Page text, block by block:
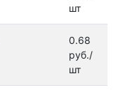
шт
0.68
руб./
шт